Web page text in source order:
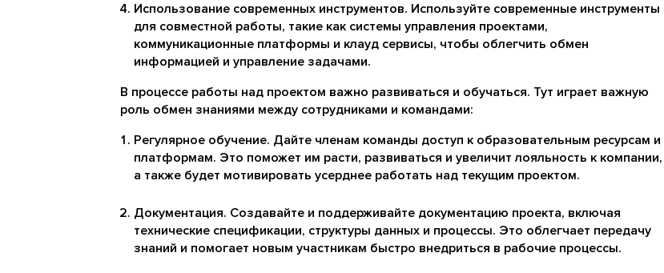
Использование современных инструментов. Используйте современные инструменты
для совместной работы, такие как системы управления проектами,
коммуникационные платформы и клауд сервисы, чтобы облегчить обмен
информацией и управление задачами.
В процессе работы над проектом важно развиваться и обучаться. Тут играет важную
роль обмен знаниями между сотрудниками и командами:
Регулярное обучение. Дайте членам команды доступ к образовательным ресурсам и
платформам. Это поможет им расти, развиваться и увеличит лояльность к компании,
а также будет мотивировать усерднее работать над текущим проектом.
Документация. Создавайте и поддерживайте документацию проекта, включая
технические спецификации, структуры данных и процессы. Это облегчает передачу
знаний и помогает новым участникам быстро внедриться в рабочие процессы.